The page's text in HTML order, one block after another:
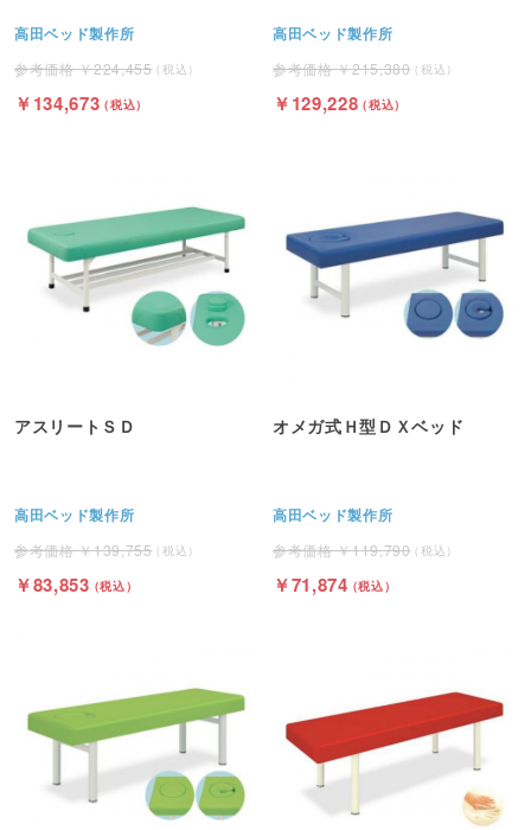
高田ベッド製作所
224,455
134,673
高田ベッド製作所
215,380
129,228
アスリートＳＤ
高田ベッド製作所
139,755
83,853
オメガ式Ｈ型ＤＸベッド
高田ベッド製作所
119,790
71,874